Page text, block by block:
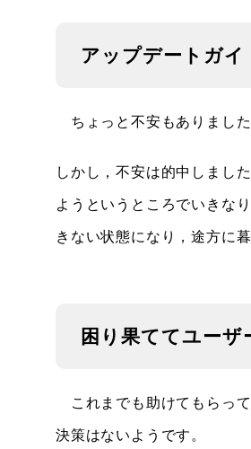
アップデートガ
ちょっと不安もありました
しかし，不安は的中しまし
ようというところでいきな
きない状態になり，途方に
困り果ててユー
これまでも助けてもらっ
決策はないようです。